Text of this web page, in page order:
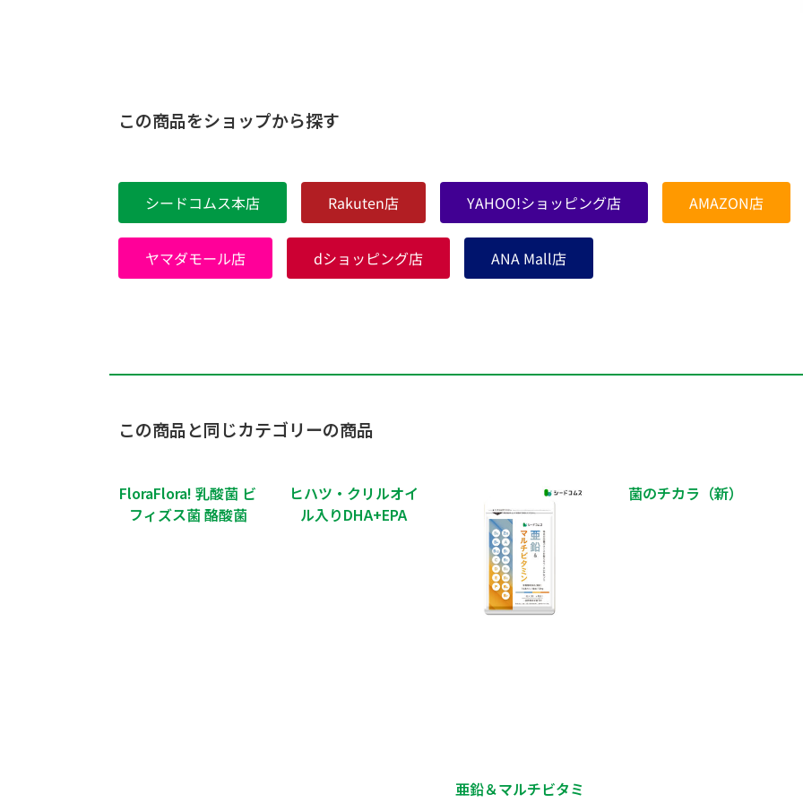
この商品をショップから探す
シードコムス本店 Rakuten店 YAHOO!ショッピング店 AMAZON店
ヤマダモール店 dショッピング店 ANA Mall店
この商品と同じカテゴリーの商品
FloraFlora! 乳酸菌 ビ
フィズス菌 酪酸菌
ヒハツ・クリルオイ
ル入りDHA+EPA
亜鉛＆マルチビタミ
菌のチカラ（新）